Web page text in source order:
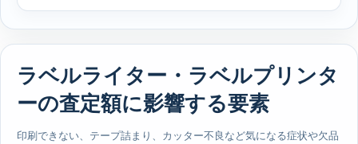
ラベルライター・ラベルプリンタ
ーの査定額に影響する要素
印刷できない、テープ詰まり、カッター不良など気になる症状や欠品